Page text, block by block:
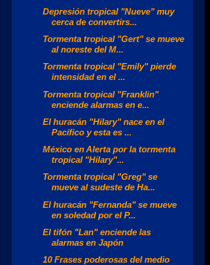
Depresión tropical "Nueve" muy
cerca de convertirs...
Tormenta tropical "Gert" se mueve
al noreste del M...
Tormenta tropical "Emily" pierde
intensidad en el ...
Tormenta tropical "Franklin"
enciende alarmas en e...
El huracán "Hilary" nace en el
Pacífico y esta es ...
México en Alerta por la tormenta
tropical "Hilary"...
Tormenta tropical "Greg" se
mueve al sudeste de Ha...
El huracán "Fernanda" se mueve
en soledad por el P...
El tifón "Lan" enciende las
alarmas en Japón
10 Frases poderosas del medio